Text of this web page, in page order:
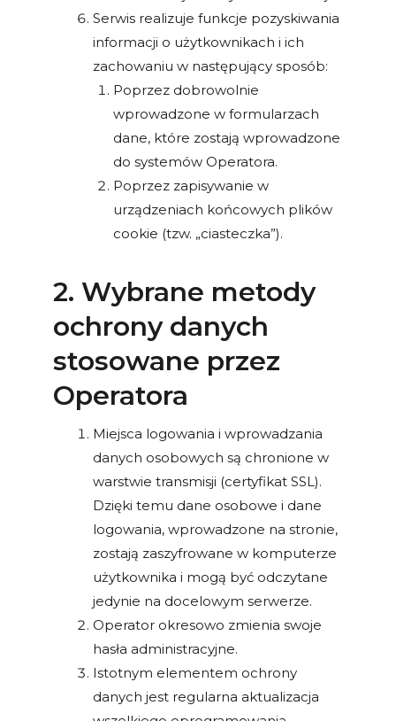
Serwis realizuje funkcje pozyskiwania
informacji o użytkownikach i ich
zachowaniu w następujący sposób:
Poprzez dobrowolnie
wprowadzone w formularzach
dane, które zostają wprowadzone
do systemów Operatora.
Poprzez zapisywanie w
urządzeniach końcowych plików
cookie (tzw. „ciasteczka”).
2. Wybrane metody
ochrony danych
stosowane przez
Operatora
Miejsca logowania i wprowadzania
danych osobowych są chronione w
warstwie transmisji (certyfikat SSL).
Dzięki temu dane osobowe i dane
logowania, wprowadzone na stronie,
zostają zaszyfrowane w komputerze
użytkownika i mogą być odczytane
jedynie na docelowym serwerze.
Operator okresowo zmienia swoje
hasła administracyjne.
Istotnym elementem ochrony
danych jest regularna aktualizacja